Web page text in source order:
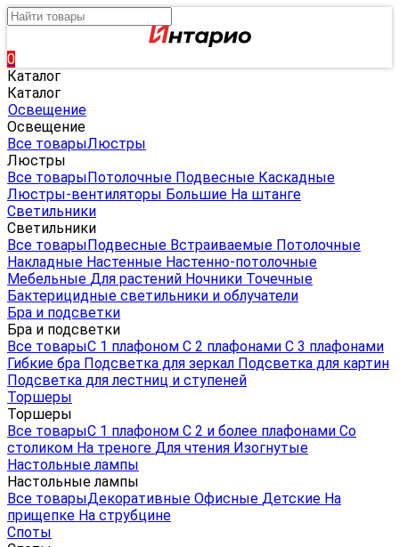
0
Каталог
Каталог
Освещение
Освещение
Все товарыЛюстры
Люстры
Все товарыПотолочные Подвесные Каскадные
Люстры-вентиляторы Большие На штанге
Светильники
Светильники
Все товарыПодвесные Встраиваемые Потолочные
Накладные Настенные Настенно-потолочные
Мебельные Для растений Ночники Точечные
Бактерицидные светильники и облучатели
Бра и подсветки
Бра и подсветки
Все товарыС 1 плафоном С 2 плафонами С 3 плафонами
Гибкие бра Подсветка для зеркал Подсветка для картин
Подсветка для лестниц и ступеней
Торшеры
Торшеры
Все товарыС 1 плафоном С 2 и более плафонами Со
столиком На треноге Для чтения Изогнутые
Настольные лампы
Настольные лампы
Все товарыДекоративные Офисные Детские На
прищепке На струбцине
Споты